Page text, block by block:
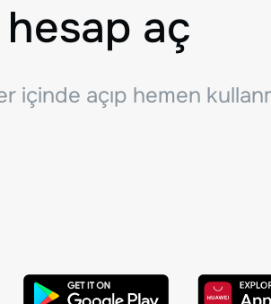
aç
içinde açıp hemen